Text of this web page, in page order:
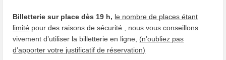
Billetterie sur place dès 19 h, le nombre de places étant
limité pour des raisons de sécurité , nous vous conseillons
vivement d’utiliser la billetterie en ligne, (n’oubliez pas
d’apporter votre justificatif de réservation)